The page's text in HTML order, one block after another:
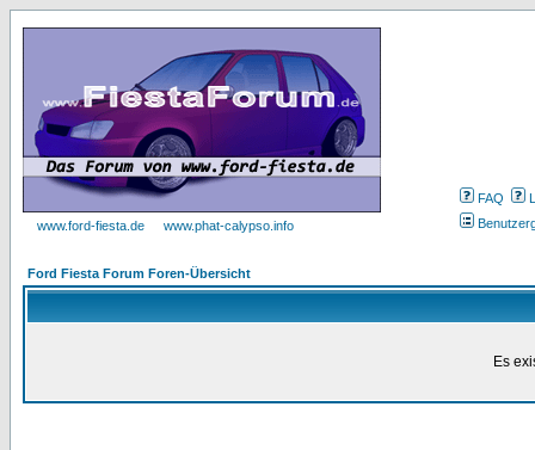
www.ford-fiesta.de www.phat-calypso.info
FAQ
Ford Fiesta Forum Foren-Übersicht
Es